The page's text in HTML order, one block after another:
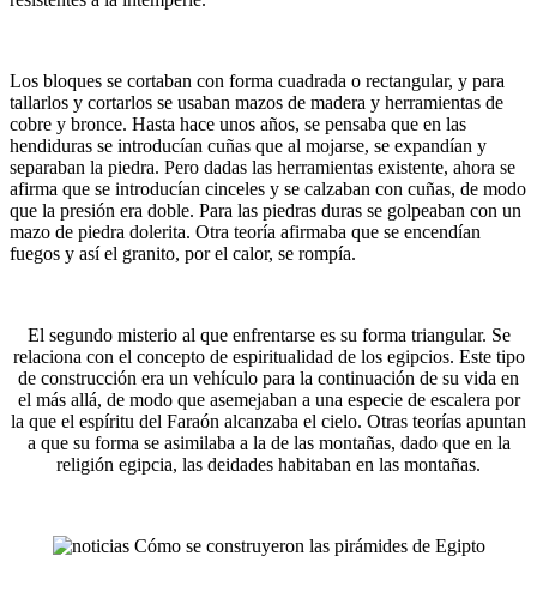
Los bloques se cortaban con forma cuadrada o rectangular, y para
tallarlos y cortarlos se usaban mazos de madera y herramientas de
cobre y bronce. Hasta hace unos años, se pensaba que en las
hendiduras se introducían cuñas que al mojarse, se expandían y
separaban la piedra. Pero dadas las herramientas existente, ahora se
afirma que se introducían cinceles y se calzaban con cuñas, de modo
que la presión era doble. Para las piedras duras se golpeaban con un
mazo de piedra dolerita. Otra teoría afirmaba que se encendían
fuegos y así el granito, por el calor, se rompía.
El segundo misterio al que enfrentarse es su forma triangular. Se
relaciona con el concepto de espiritualidad de los egipcios. Este tipo
de construcción era un vehículo para la continuación de su vida en
el más allá, de modo que asemejaban a una especie de escalera por
la que el espíritu del Faraón alcanzaba el cielo. Otras teorías apuntan
a que su forma se asimilaba a la de las montañas, dado que en la
religión egipcia, las deidades habitaban en las montañas.